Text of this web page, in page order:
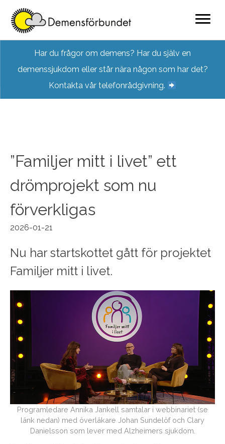
content
Har du frågor om demens? Har du själv en
demenssjukdom eller står nära någon som har det?
Kontakta vår telefonrådgivning.
”Familjer mitt i livet” ett
drömprojekt som nu
förverkligas
2026-01-21
Nu har startskottet gått för projektet
Familjer mitt i livet.
Programledare Annika Jankell samtalar i webbinariet (se
länk nedan) med överläkare Johan Sundelöf och Clary
Danielsson som lever med Alzheimers sjukdom.